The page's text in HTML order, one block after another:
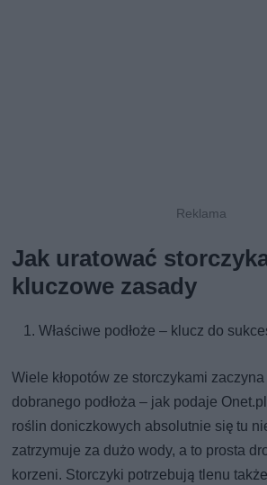
Jak uratować
kluczowe zasady
Właściwe podłoże – klucz do
Wiele kłopotów ze storczykami
dobranego podłoża – jak podaje
roślin doniczkowych absolutnie się tu
zatrzymuje za dużo wody, a to prosta
korzeni. Storczyki potrzebują tlenu także